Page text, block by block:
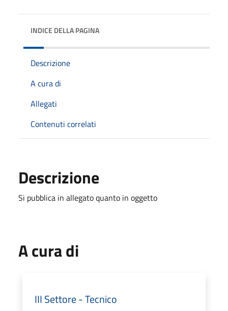
INDICE DELLA PAGINA
Descrizione
A cura di
Allegati
Contenuti correlati
Descrizione
Si pubblica in allegato quanto in oggetto
A cura di
III Settore - Tecnico